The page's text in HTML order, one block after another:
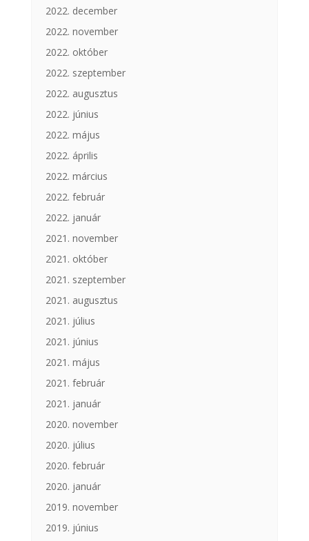
2022. december
2022. november
2022. október
2022. szeptember
2022. augusztus
2022. június
2022. május
2022. április
2022. március
2022. február
2022. január
2021. november
2021. október
2021. szeptember
2021. augusztus
2021. július
2021. június
2021. május
2021. február
2021. január
2020. november
2020. július
2020. február
2020. január
2019. november
2019. június